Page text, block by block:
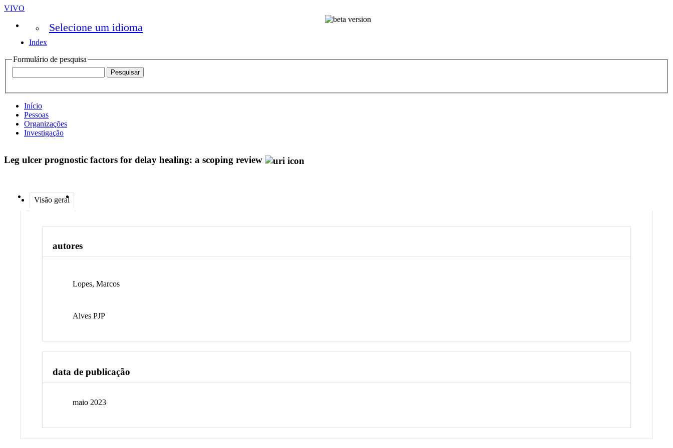
VIVO
Selecione um idioma
Index
Formulário de pesquisa
Início
Pessoas
Organizações
Investigação
Leg ulcer prognostic factors for delay healing: a scoping review
Visão geral
autores
Lopes, Marcos
Alves PJP
data de publicação
maio 2023